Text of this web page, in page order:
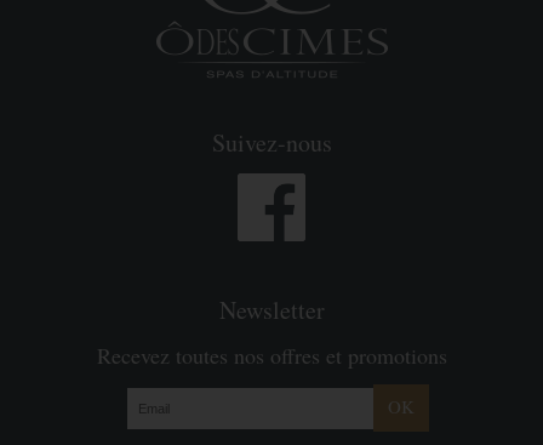
Suivez-nous
Newsletter
Recevez toutes nos offres et promotions
OK